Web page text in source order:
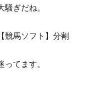
ぎだね。
競馬ソフト】分割
てます。